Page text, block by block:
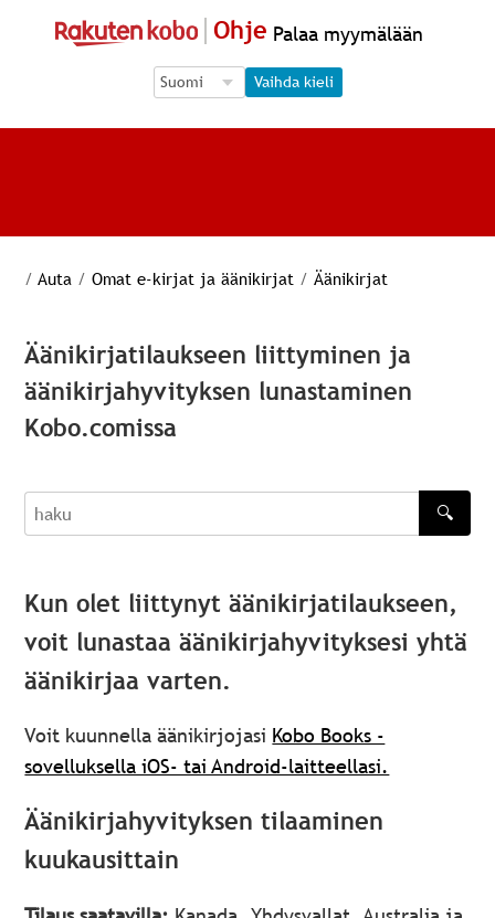
Ohje Palaa myymälään
Language Selection
Language Selection
Vaihda kieli
/ Auta / Omat e-kirjat ja äänikirjat / Äänikirjat
Äänikirjatilaukseen liittyminen ja
äänikirjahyvityksen lunastaminen
Kobo.comissa
haku
🔍
Kun olet liittynyt äänikirjatilaukseen,
voit lunastaa äänikirjahyvityksesi yhtä
äänikirjaa varten.
Voit kuunnella äänikirjojasi Kobo Books -
sovelluksella iOS- tai Android-laitteellasi.
Äänikirjahyvityksen tilaaminen
kuukausittain